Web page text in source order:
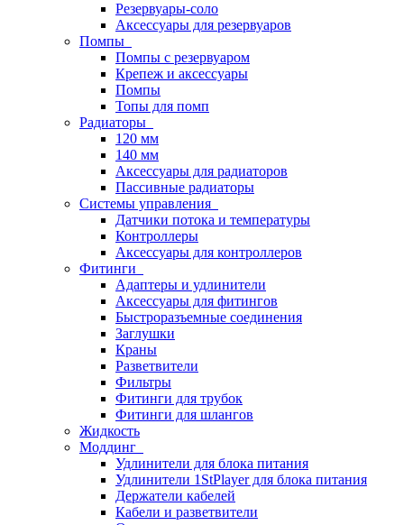
Резервуары-соло
Аксессуары для резервуаров
Помпы
Помпы с резервуаром
Крепеж и аксессуары
Помпы
Топы для помп
Радиаторы
120 мм
140 мм
Аксессуары для радиаторов
Пассивные радиаторы
Системы управления
Датчики потока и температуры
Контроллеры
Аксессуары для контроллеров
Фитинги
Адаптеры и удлинители
Аксессуары для фитингов
Быстроразъемные соединения
Заглушки
Краны
Разветвители
Фильтры
Фитинги для трубок
Фитинги для шлангов
Жидкость
Моддинг
Удлинители для блока питания
Удлинители 1StPlayer для блока питания
Держатели кабелей
Кабели и разветвители